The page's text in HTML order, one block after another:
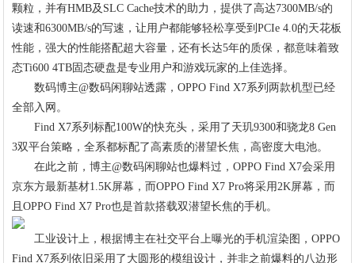
颗粒，并有HMB及SLC Cache技术的助力，提供了高达7300MB/s的
读速和6300MB/s的写速，让用户都能够轻松享受到PCIe 4.0的天花板
性能，强大的性能搭配超大容量，还有长达5年的质保，都意味着致
态Ti600 4TB固态硬盘是专业用户和游戏玩家的上佳选择。
数码博主@数码闲聊站透露，OPPO Find X7系列两款机型已经
全部入网。
Find X7系列标配100W的快充头，采用了天玑9300和骁龙8 Gen
3双平台策略，全系都标配了高素质的潜望长焦，高密度大电池。
在此之前，博主@数码闲聊站也爆料过，OPPO Find X7会采用
京东方最新基材1.5K屏幕，而OPPO Find X7 Pro将采用2K屏幕，而
且OPPO Find X7 Pro也是首款搭载双潜望长焦的手机。
工业设计上，根据博主在社交平台上曝光的手机渲染图，OPPO
Find X7系列依旧采用了大圆形的模组设计，并非之前爆料的八边形